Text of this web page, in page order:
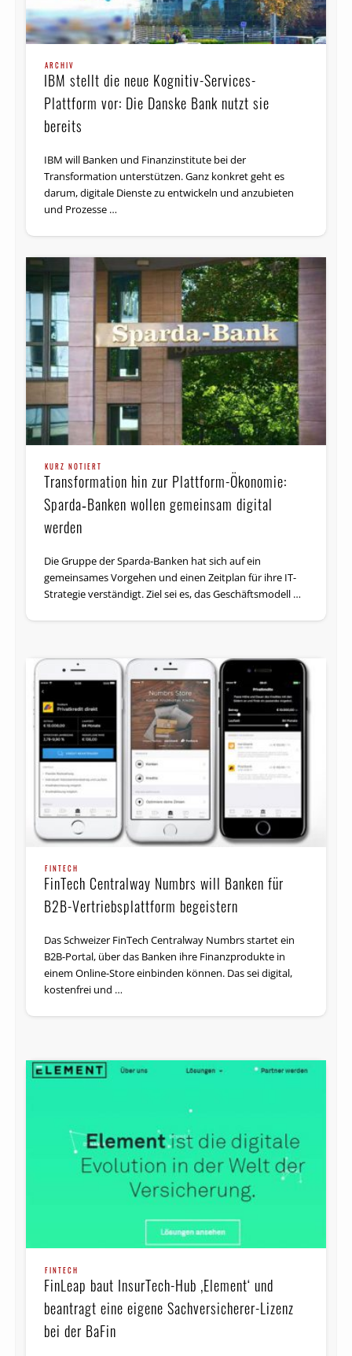
ARCHIV
IBM stellt die neue Kognitiv-Services-
Plattform vor: Die Danske Bank nutzt sie
bereits
IBM will Banken und Finanzinstitute bei der
Transformation unterstützen. Ganz konkret geht es
darum, digitale Dienste zu entwickeln und anzubieten
und Prozesse …
KURZ NOTIERT
Transformation hin zur Plattform-Ökonomie:
Sparda‑Banken wollen gemeinsam digital
werden
Die Gruppe der Sparda-Banken hat sich auf ein
gemeinsames Vorgehen und einen Zeitplan für ihre IT-
Strategie verständigt. Ziel sei es, das Geschäfts­modell …
FINTECH
FinTech Centralway Numbrs will Banken für
B2B-Vertriebsplattform begeistern
Das Schweizer FinTech Centralway Numbrs startet ein
B2B-Portal, über das Banken ihre Finanzprodukte in
einem Online-Store ein­bin­den können. Das sei digital,
kostenfrei und …
FINTECH
FinLeap baut InsurTech-Hub ‚Element‘ und
beantragt eine eigene Sachversicherer-Lizenz
bei der BaFin